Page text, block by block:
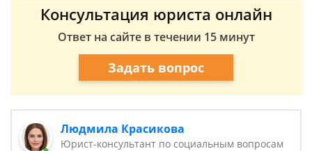
Консультация юриста онлайн
Ответ на сайте в течении 15 минут
Задать вопрос
Людмила Красикова
Юрист-консультант по социальным вопросам